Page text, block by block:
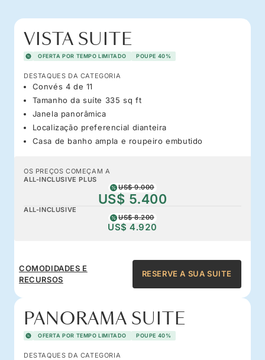
VISTA SUITE
OFERTA POR TEMPO LIMITADO POUPE 40%
DESTAQUES DA CATEGORIA
Convés 4 de 11
Tamanho da suíte 335 sq ft
Janela panorâmica
Localização preferencial dianteira
Casa de banho ampla e roupeiro embutido
OS PREÇOS COMEÇAM A
ALL-INCLUSIVE PLUS
US$ 9.000
US$ 5.400
ALL-INCLUSIVE
US$ 8.200
US$ 4.920
COMODIDADES E
RECURSOS
RESERVE A SUA SUITE
PANORAMA SUITE
OFERTA POR TEMPO LIMITADO POUPE 40%
DESTAQUES DA CATEGORIA